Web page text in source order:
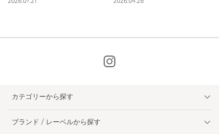
カテゴリーから探す
ブランド / レーベルから探す